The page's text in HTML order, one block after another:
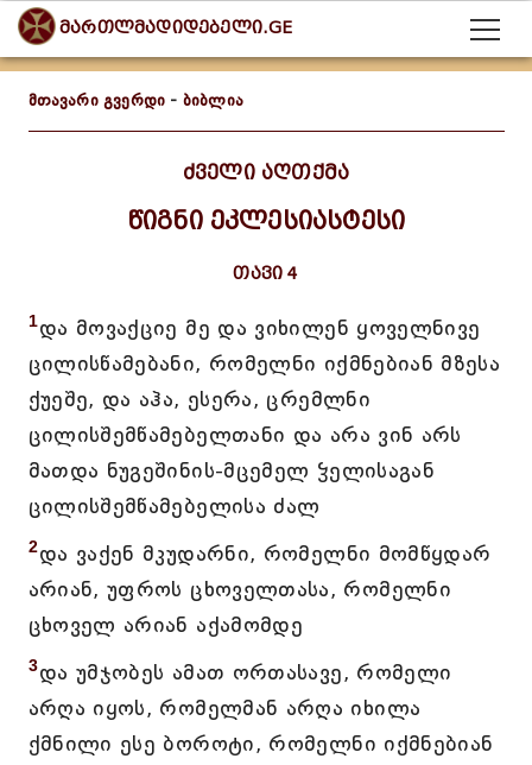
მართლმადიდებელი.GE
მთავარი გვერდი - ბიბლია
ძველი აღთქმა
წიგნი ეკლესიასტესი
თავი 4
1და მოვაქციე მე და ვიხილენ ყოველნივე
ცილისწამებანი, რომელნი იქმნებიან მზესა
ქუეშე, და აჰა, ესერა, ცრემლნი
ცილისშემწამებელთანი და არა ვინ არს
მათდა ნუგეშინის-მცემელ ჴელისაგან
ცილისშემწამებელისა ძალ
2და ვაქენ მკუდარნი, რომელნი მომწყდარ
არიან, უფროს ცხოველთასა, რომელნი
ცხოველ არიან აქამომდე
3და უმჯობეს ამათ ორთასავე, რომელი
არღა იყოს, რომელმან არღა იხილა
ქმნილი ესე ბოროტი, რომელნი იქმნებიან